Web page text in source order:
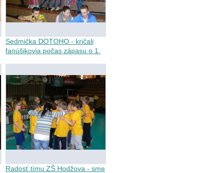
Sedmička DOTOHO - kričali
fanúšikovia počas zápasu o 1.
Radosť tímu ZŠ Hodžova - sme